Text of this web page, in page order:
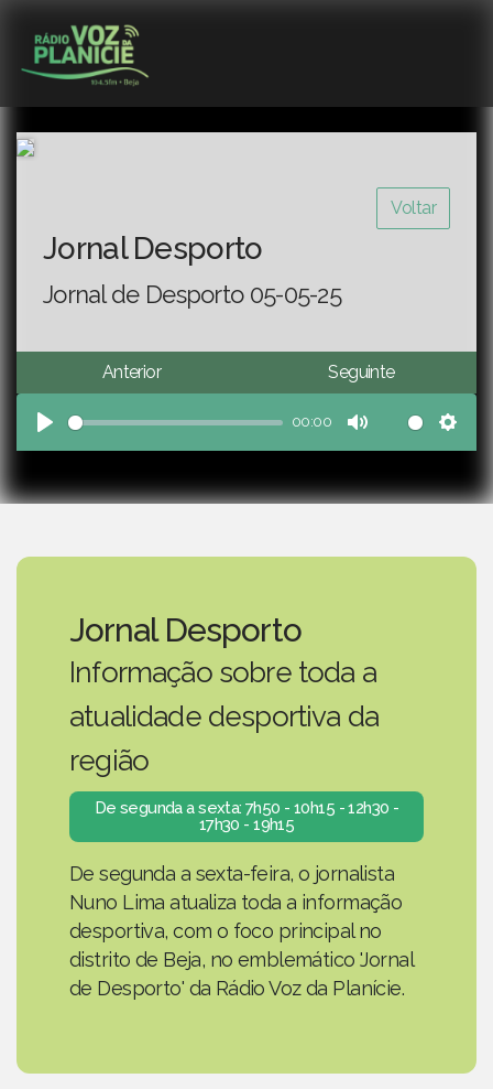
Voltar
Jornal Desporto
Jornal de Desporto 05-05-25
Anterior Seguinte
Play
00:00
Mute
Jornal Desporto
Informação sobre toda a
atualidade desportiva da
região
De segunda a sexta: 7h50 - 10h15 - 12h30 -
17h30 - 19h15
De segunda a sexta-feira, o jornalista
Nuno Lima atualiza toda a informação
desportiva, com o foco principal no
distrito de Beja, no emblemático 'Jornal
de Desporto' da Rádio Voz da Planície.